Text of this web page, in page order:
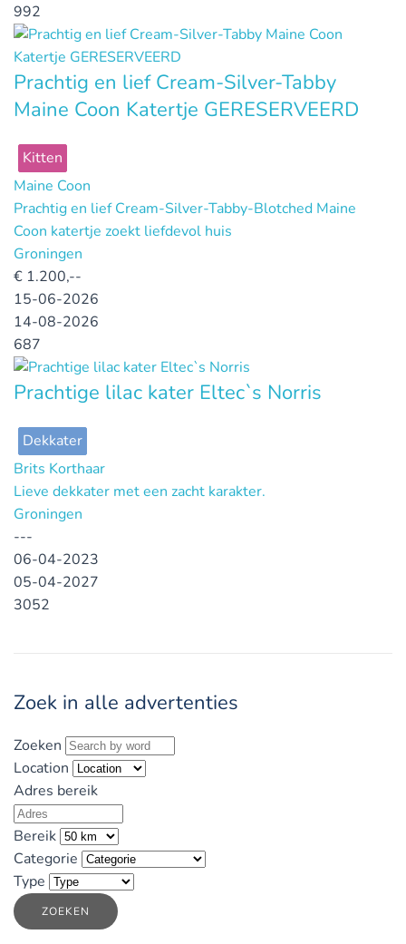
992
Prachtig en lief Cream-Silver-Tabby
Maine Coon Katertje GERESERVEERD
Kitten
Maine Coon
Prachtig en lief Cream-Silver-Tabby-Blotched Maine
Coon katertje zoekt liefdevol huis
Groningen
€ 1.200,--
15-06-2026
14-08-2026
687
Prachtige lilac kater Eltec`s Norris
Dekkater
Brits Korthaar
Lieve dekkater met een zacht karakter.
Groningen
---
06-04-2023
05-04-2027
3052
Zoek in alle advertenties
Zoeken
Location
Adres bereik
Bereik
Categorie
Type
ZOEKEN